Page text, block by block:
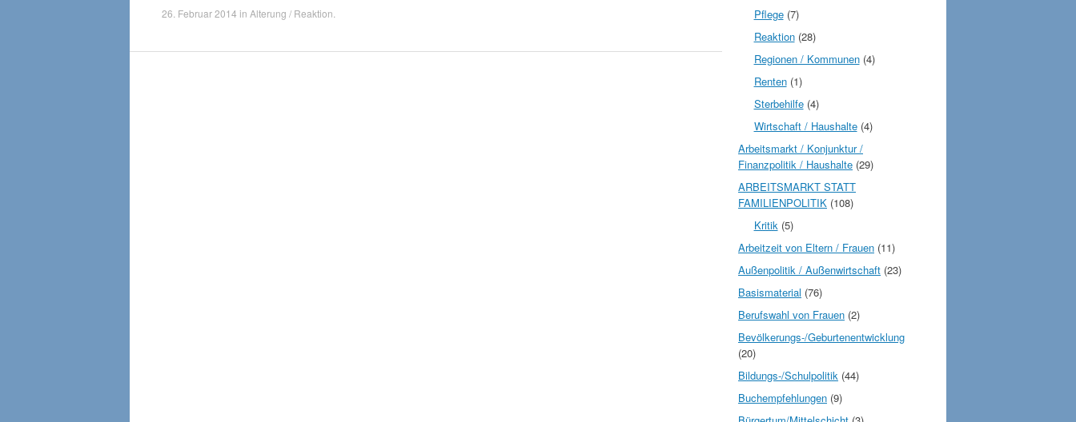
26. Februar 2014 in Alterung / Reaktion
Pflege(7)
Reaktion(28)
Regionen / Kommunen(4)
Renten(1)
Sterbehilfe(4)
Wirtschaft / Haushalte(4)
Arbeitsmarkt / Konjunktur /
Finanzpolitik / Haushalte (29)
ARBEITSMARKT STATT
FAMILIENPOLITIK (108)
Kritik(5)
Arbeitzeit von Eltern / Frauen (11)
Außenpolitik / Außenwirtschaft (23)
Basismaterial (76)
Berufswahl von Frauen (2)
Bevölkerungs-/Geburtenentwicklung
(20)
Bildungs-/Schulpolitik (44)
Buchempfehlungen (9)